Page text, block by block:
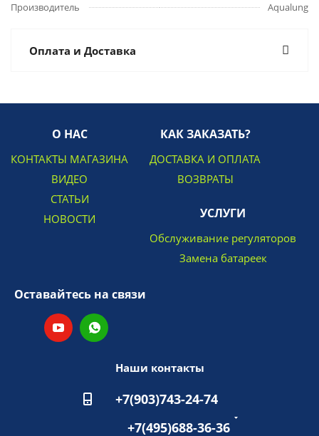
Производитель
Aqualung
Оплата и Доставка
О НАС
КОНТАКТЫ МАГАЗИНА
ВИДЕО
СТАТЬИ
НОВОСТИ
КАК ЗАКАЗАТЬ?
ДОСТАВКА И ОПЛАТА
ВОЗВРАТЫ
УСЛУГИ
Обслуживание регуляторов
Замена батареек
Оставайтесь на связи
Наши контакты
+7(903)743-24-74
+7(495)688-36-36